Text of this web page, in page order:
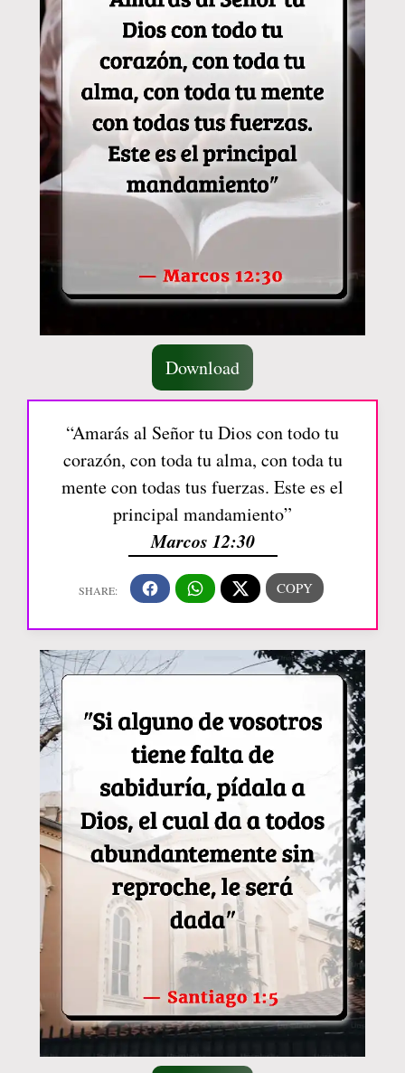
Download
“Amarás al Señor tu Dios con todo tu
corazón, con toda tu alma, con toda tu
mente con todas tus fuerzas. Este es el
principal mandamiento”
Marcos 12:30